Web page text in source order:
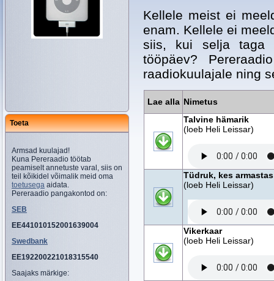
Toeta
Armsad kuulajad!
Kuna Pereraadio töötab
peamiselt annetuste varal, siis on
teil kõikidel võimalik meid oma
toetusega aidata.
Pereraadio pangakontod on:
SEB
EE441010152001639004
Swedbank
EE192200221018315540
Saajaks märkige:
Kellele meist ei
enam. Kellele ei
siis, kui selja taga
tööpäev?
raadiokuulajale ning
Lae alla Nimetus
Talvine hämarik
(loeb Heli Leissar)
Tüdruk, kes
(loeb Heli Leissar)
Vikerkaar
(loeb Heli Leissar)